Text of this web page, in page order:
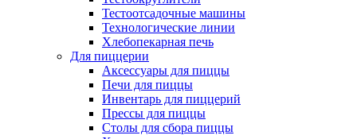
Тестоотсадочные машины
Технологические линии
Хлебопекарная печь
Для пиццерии
Аксессуары для пиццы
Печи для пиццы
Инвентарь для пиццерий
Прессы для пиццы
Столы для сбора пиццы